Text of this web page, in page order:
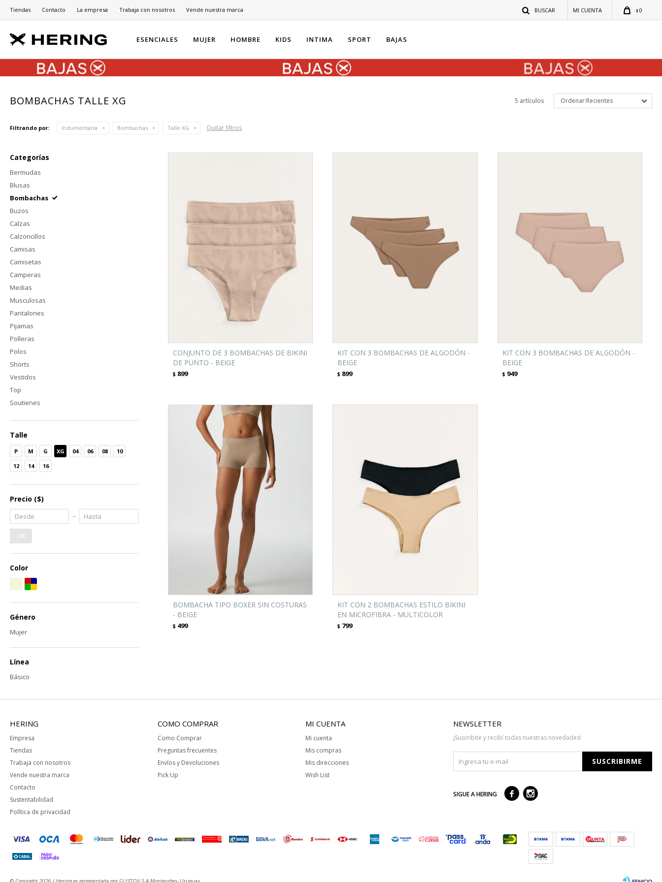
ESENCIALES MUJER HOMBRE KIDS INTIMA SPORT BAJAS
$0
Tiendas Contacto La empresa Trabaja con nosotros Vende nuestra marca
BOMBACHAS TALLE XG 5 artículos Recientes
Filtrando por: Indumentaria Bombachas Talle XG Quitar filtros
CONJUNTO DE 3 BOMBACHAS DE BIKINI
DE PUNTO - BEIGE
$ 899
KIT CON 3 BOMBACHAS DE ALGODÓN -
BEIGE
$ 899
KIT CON 3 BOMBACHAS DE ALGODÓN -
BEIGE
$ 949
BOMBACHA TIPO BOXER SIN COSTURAS
- BEIGE
$ 499
KIT CON 2 BOMBACHAS ESTILO BIKINI
EN MICROFIBRA - MULTICOLOR
$ 799
Categorías
Bermudas
Blusas
Bombachas
Buzos
Calzas
Calzoncillos
Camisas
Camisetas
Camperas
Medias
Musculosas
Pantalones
Pijamas
Polleras
Polos
Shorts
Vestidos
Top
Soutienes
Talle
P M G XG 04 06 08
10
12
14 16
Precio ($)
OK
Color
Género
Mujer
Línea
Básico
HERING
Empresa
Tiendas
Trabaja con nosotros
Vende nuestra marca
Contacto
Sustentabilidad
Política de privacidad
COMO COMPRAR
Como Comprar
Preguntas frecuentes
Envíos y Devoluciones
Pick Up
MI CUENTA
Mi cuenta
Mis compras
Mis direcciones
Wish List
NEWSLETTER
¡Suscribite y recibí todas nuestras novedades!
SUSCRIBIRME
SIGUE A HERING  